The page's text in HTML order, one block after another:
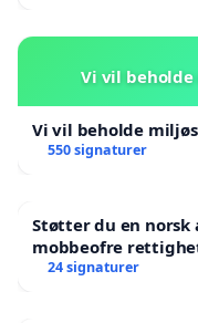
Vi vil
Vi vil beholde
550 signaturer
Støtter du en
mobbeofre
24 signaturer